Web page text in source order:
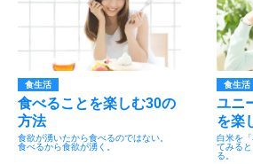
食生活
食べることを楽しむ30の
方法
食欲が湧いたから食べるのではない。
食べるから食欲が湧く。
食生活
ユニ
を楽
白米を
てみる
る。